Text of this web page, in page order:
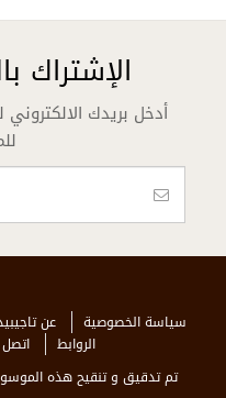
الإشتراك
أدخل بريدك الالكتروني
سياسة الخصوصية عن
الروابط
اتصل
تم تدقيق و تنقيح هذه